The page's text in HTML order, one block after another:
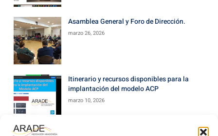
Asamblea General y Foro de Dirección.
marzo 26, 2026
Itinerario y recursos disponibles para la
implantación del modelo ACP
marzo 10, 2026